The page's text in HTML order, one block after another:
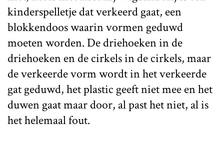
kinderspelletje dat verkeerd gaat, een
blokkendoos waarin vormen geduwd
moeten worden. De driehoeken in de
driehoeken en de cirkels in de cirkels, maar
de verkeerde vorm wordt in het verkeerde
gat geduwd, het plastic geeft niet mee en het
duwen gaat maar door, al past het niet, al is
het helemaal fout.